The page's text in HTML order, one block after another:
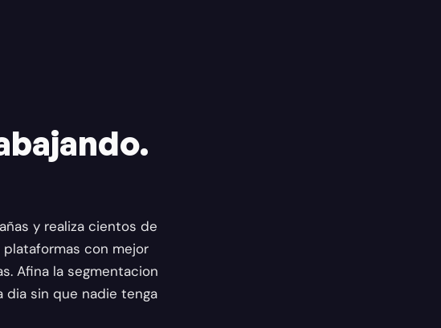
y realiza cientos de
con mejor
Afina la segmentacion
dia sin que nadie tenga